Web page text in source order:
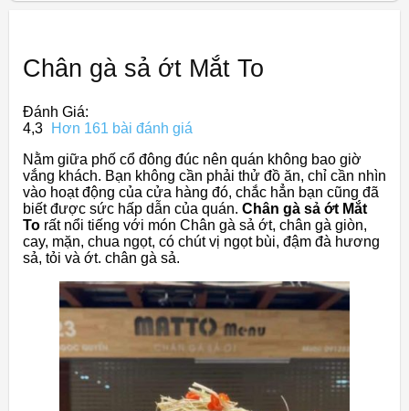
Chân gà sả ớt Mắt To
Đánh Giá:
4,3
Hơn 161 bài đánh giá
Nằm giữa phố cổ đông đúc nên quán không bao giờ
vắng khách. Bạn không cần phải thử đồ ăn, chỉ cần nhìn
vào hoạt động của cửa hàng đó, chắc hẳn bạn cũng đã
biết được sức hấp dẫn của quán. Chân gà sả ớt Mắt
To rất nổi tiếng với món Chân gà sả ớt, chân gà giòn,
cay, mặn, chua ngọt, có chút vị ngọt bùi, đậm đà hương
sả, tỏi và ớt. chân gà sả.